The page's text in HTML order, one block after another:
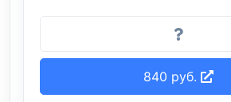
840 руб.